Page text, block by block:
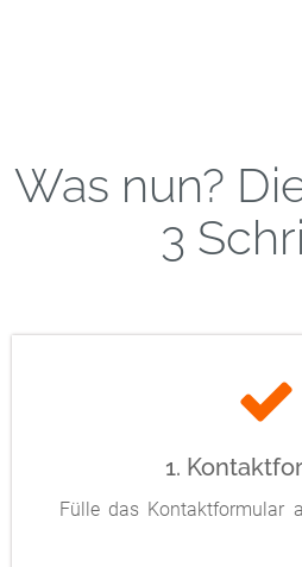
Was nun?
3
1.
Fülle das Kontaktformular